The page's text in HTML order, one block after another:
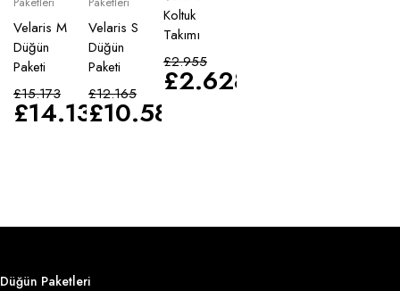
Velaris M
Düğün
Paketi
£15.173
£14.135
Velaris S
Düğün
Paketi
£12.165
£10.583
Koltuk
Takımı
£2.955
£2.628
Düğün Paketleri